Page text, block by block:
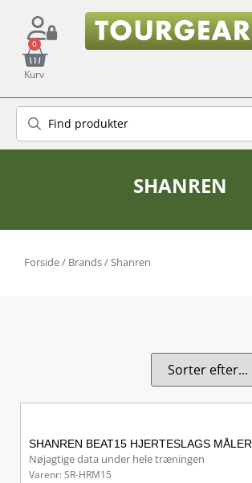
0
Kurv
SHANREN
Forside/ Brands / Shanren
SHANREN BEAT15 HJERTESLAGS MÅLER
Nøjagtige data under hele træningen
Varenr: SR-HRM15